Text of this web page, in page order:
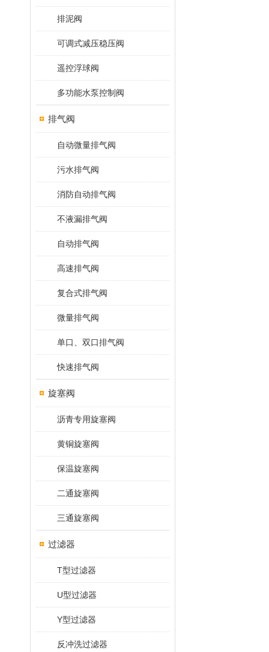
排泥阀
可调式减压稳压阀
遥控浮球阀
多功能水泵控制阀
排气阀
自动微量排气阀
污水排气阀
消防自动排气阀
不液漏排气阀
自动排气阀
高速排气阀
复合式排气阀
微量排气阀
单口、双口排气阀
快速排气阀
旋塞阀
沥青专用旋塞阀
黄铜旋塞阀
保温旋塞阀
二通旋塞阀
三通旋塞阀
过滤器
T型过滤器
U型过滤器
Y型过滤器
反冲洗过滤器